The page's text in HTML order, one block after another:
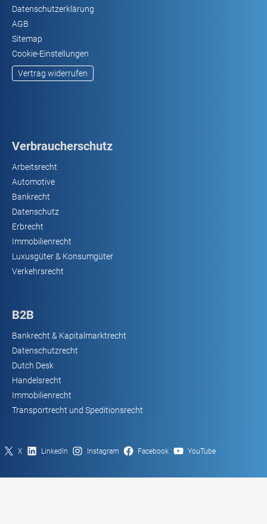
Datenschutzerklärung
AGB
Sitemap
Cookie-Einstellungen
Vertrag widerrufen
Verbraucherschutz
Arbeitsrecht
Automotive
Bankrecht
Datenschutz
Erbrecht
Immobilienrecht
Luxusgüter & Konsumgüter
Verkehrsrecht
B2B
Bankrecht & Kapitalmarktrecht
Datenschutzrecht
Dutch Desk
Handelsrecht
Immobilienrecht
Transportrecht und Speditionsrecht
X LinkedIn Instagram Facebook YouTube